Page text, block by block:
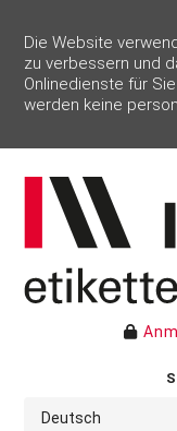
Die Website
zu verbessern und
Onlinedienste für
werden keine